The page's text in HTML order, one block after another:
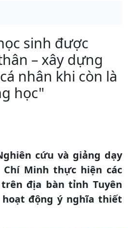
sinh được
– xây dựng
nhân khi còn là
học"
cứu và giảng dạy
Minh thực hiện các
địa bàn tỉnh Tuyên
động ý nghĩa thiết